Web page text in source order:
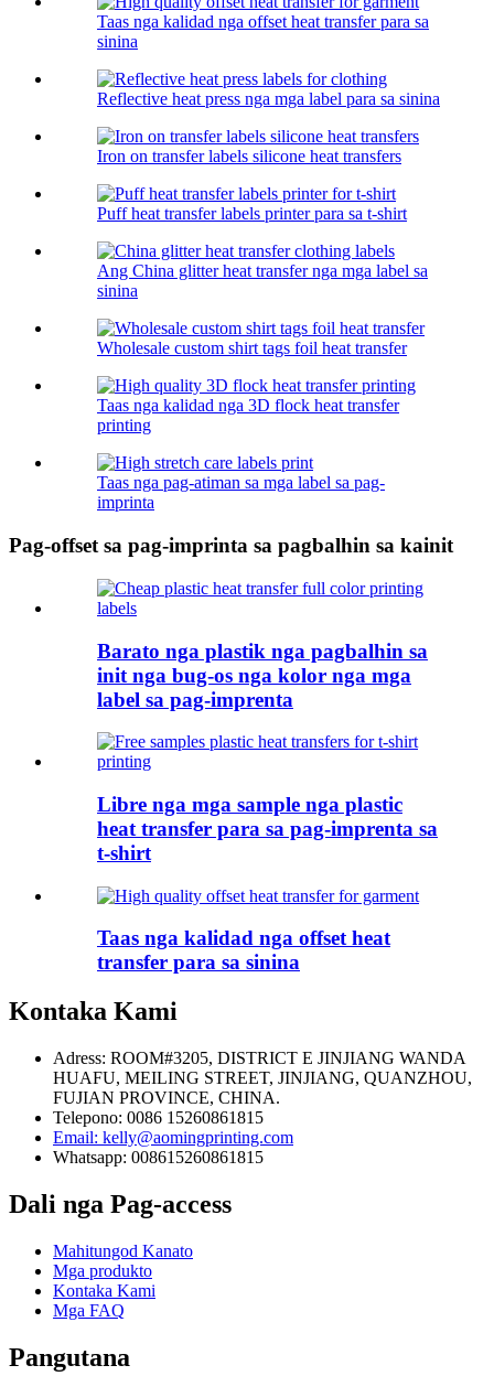
Taas nga kalidad nga offset heat transfer para sa
sinina
Reflective heat press nga mga label para sa sinina
Iron on transfer labels silicone heat transfers
Puff heat transfer labels printer para sa t-shirt
Ang China glitter heat transfer nga mga label sa
sinina
Wholesale custom shirt tags foil heat transfer
Taas nga kalidad nga 3D flock heat transfer
printing
Taas nga pag-atiman sa mga label sa pag-
imprinta
Pag-offset sa pag-imprinta sa pagbalhin sa kainit
Barato nga plastik nga pagbalhin sa
init nga bug-os nga kolor nga mga
label sa pag-imprenta
Libre nga mga sample nga plastic
heat transfer para sa pag-imprenta sa
t-shirt
Taas nga kalidad nga offset heat
transfer para sa sinina
Kontaka Kami
Adress: ROOM#3205, DISTRICT E JINJIANG WANDA
HUAFU, MEILING STREET, JINJIANG, QUANZHOU,
FUJIAN PROVINCE, CHINA.
Telepono: 0086 15260861815
Email: kelly@aomingprinting.com
Whatsapp: 008615260861815
Dali nga Pag-access
Mahitungod Kanato
Mga produkto
Kontaka Kami
Mga FAQ
Pangutana